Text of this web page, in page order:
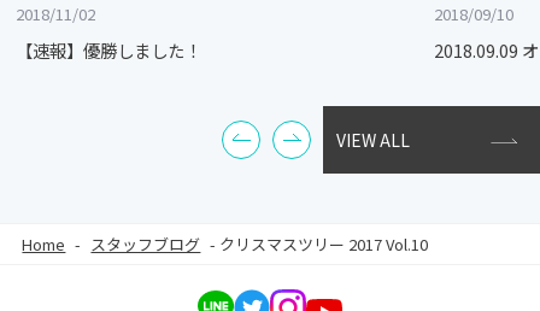
2018/11/02
【速報】優勝しました！
2018/09/10
2018.09.09
VIEW ALL
Home - スタッフブログ - クリスマスツリー 2017 Vol.10